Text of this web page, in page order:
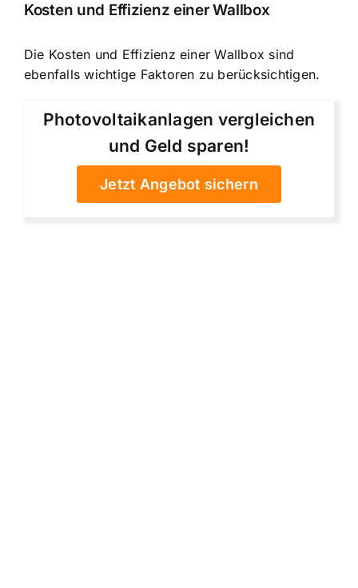
Kosten und Effizienz einer Wallbox
Die Kosten und Effizienz einer Wallbox sind
ebenfalls wichtige Faktoren zu berücksichtigen.
Photovoltaikanlagen vergleichen
und Geld sparen!
Jetzt Angebot sichern